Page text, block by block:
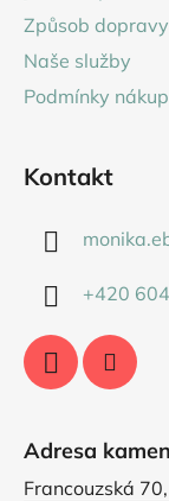
Způsob dopravy
Naše služby
Podmínky
Kontakt
+420
Adresa
Francouzská